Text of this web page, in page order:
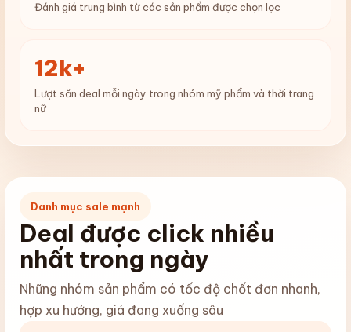
Đánh giá trung bình từ các sản phẩm được chọn lọc
12k+
Lượt săn deal mỗi ngày trong nhóm mỹ phẩm và thời trang
nữ
Danh mục sale mạnh
Deal được click nhiều
nhất trong ngày
Những nhóm sản phẩm có tốc độ chốt đơn nhanh,
hợp xu hướng, giá đang xuống sâu